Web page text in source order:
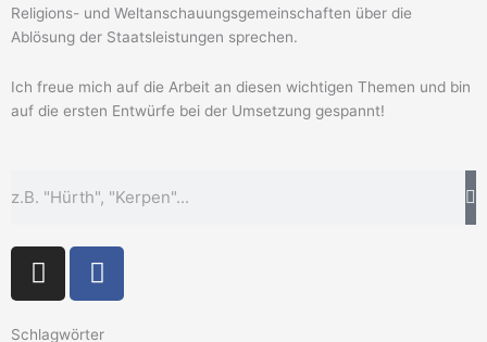
Religions- und Weltanschauungsgemeinschaften über die
Ablösung der Staatsleistungen sprechen.
Ich freue mich auf die Arbeit an diesen wichtigen Themen und bin
auf die ersten Entwürfe bei der Umsetzung gespannt!
I
n
F
a
Schlagwörter